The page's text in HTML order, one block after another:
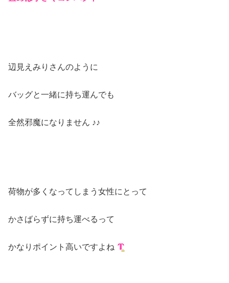
辺見えみりさんのように
バッグと一緒に持ち運んでも
全然邪魔になりません ♪♪
荷物が多くなってしまう女性にとって
かさばらずに持ち運べるって
かなりポイント高いですよね